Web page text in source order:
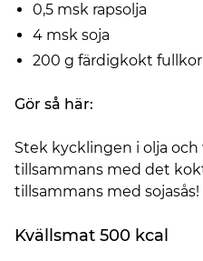
0,5 msk rapsolja
4 msk soja
200 g färdigkokt
Gör så här:
Stek kycklingen i olja
tillsammans med det
tillsammans med sojasås!
Kvällsmat 500 kcal